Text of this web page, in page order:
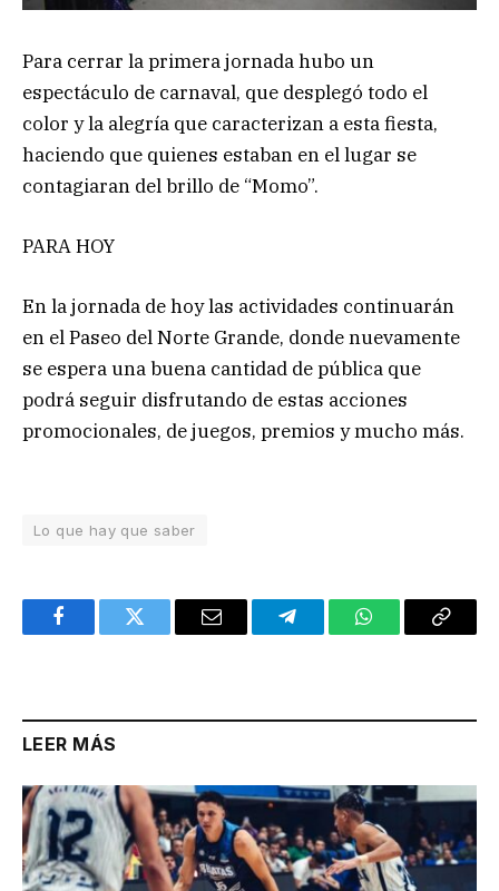
Para cerrar la primera jornada hubo un
espectáculo de carnaval, que desplegó todo el
color y la alegría que caracterizan a esta fiesta,
haciendo que quienes estaban en el lugar se
contagiaran del brillo de “Momo”.
PARA HOY
En la jornada de hoy las actividades continuarán
en el Paseo del Norte Grande, donde nuevamente
se espera una buena cantidad de pública que
podrá seguir disfrutando de estas acciones
promocionales, de juegos, premios y mucho más.
Lo que hay que saber
FacebookTwitter Email TelegramWhatsAppCopy
LEER MÁS